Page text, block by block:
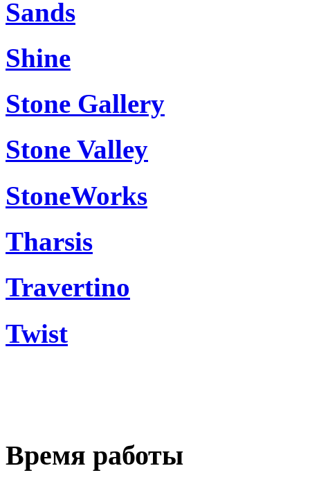
Sands
Shine
Stone Gallery
Stone Valley
StoneWorks
Tharsis
Travertino
Twist
Время работы